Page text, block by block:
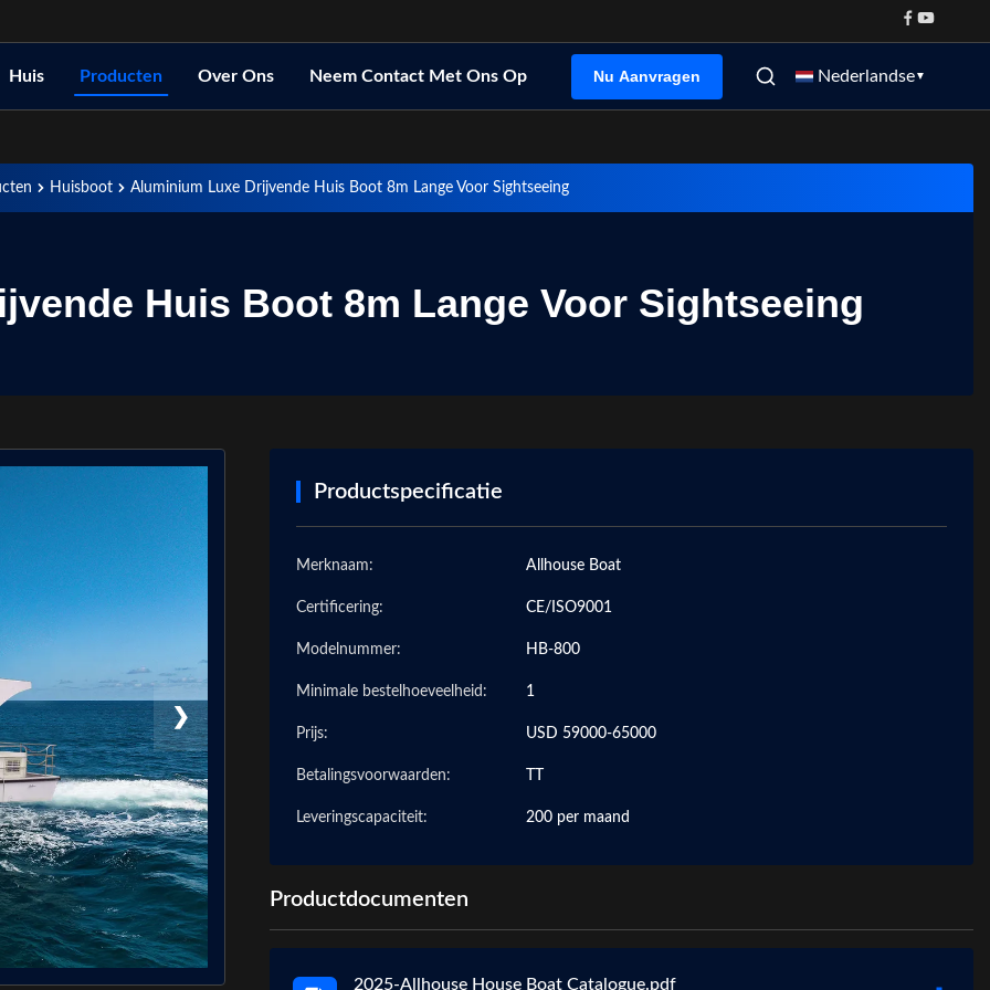
Huis Producten Over Ons Neem Contact Met Ons Op Nu Aanvragen Nederlandse ▼
Huisboot Aluminium Luxe Drijvende Huis Boot 8m Lange Voor Sightseeing
Huis Boot 8m Lange Voor Sightseeing
❯
Productspecificatie
Merknaam: Allhouse Boat
Certificering: CE/ISO9001
Modelnummer: HB-800
Minimale bestelhoeveelheid: 1
Prijs: USD 59000-65000
Betalingsvoorwaarden:
Leveringscapaciteit: 200 per maand
Productdocumenten
2025-Allhouse House Boat Catalogue.pdf